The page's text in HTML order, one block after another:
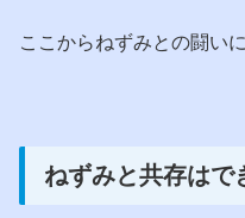
ここからねずみとの闘い
ねずみと共存はで